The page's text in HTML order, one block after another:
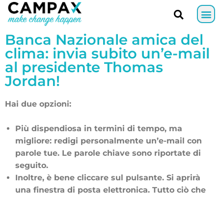
Banca Nazionale amica del
clima: invia subito un’e-mail
al presidente Thomas
Jordan!
Hai due opzioni:
Più dispendiosa in termini di tempo, ma
migliore: redigi personalmente un’e-mail con
parole tue. Le parole chiave sono riportate di
seguito.
Inoltre, è bene cliccare sul pulsante. Si aprirà
una finestra di posta elettronica. Tutto ciò che